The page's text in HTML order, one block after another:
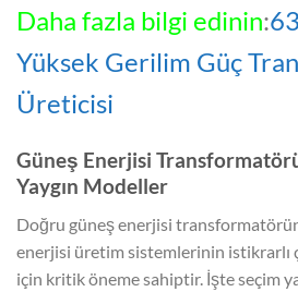
Daha fazla bilgi edinin:
Yüksek Gerilim Güç
Üreticisi
Güneş Enerjisi
Yaygın Modeller
Doğru güneş enerjisi
enerjisi üretim sistemlerinin istikrarlı
için kritik öneme sahiptir. İşte seçim